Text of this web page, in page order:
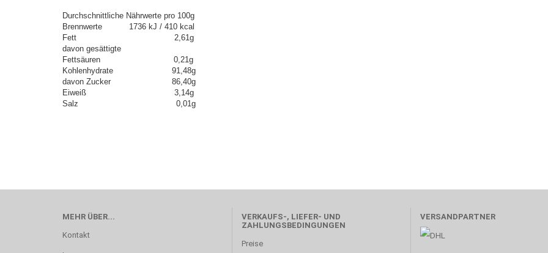
Durchschnittliche Nährwerte pro 100g
Brennwerte 1736 kJ / 410 kcal
Fett 2,61g
davon gesättigte
Fettsäuren 0,21g
Kohlenhydrate 91,48g
davon Zucker 86,40g
Eiweiß 3,14g
Salz 0,01g
MEHR ÜBER...
Kontakt
VERKAUFS-, LIEFER- UND
ZAHLUNGSBEDINGUNGEN
Preise
VERSANDPARTNER